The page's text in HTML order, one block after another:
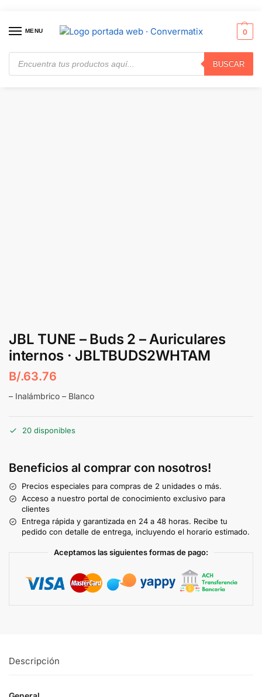
MENU
BUSCAR
0
Inicio / Audio y Video / Auriculares JBL TUNE – Buds 2 – Auriculares internos · JBLTBUDS2WHTAM
JBL TUNE – Buds 2 – Auriculares
internos · JBLTBUDS2WHTAM
B/.63.76
– Inalámbrico – Blanco
20 disponibles
Beneficios al comprar con nosotros!
Precios especiales para compras de 2 unidades o más.
Acceso a nuestro portal de conocimiento exclusivo para
clientes
Entrega rápida y garantizada en 24 a 48 horas. Recibe tu
pedido con detalle de entrega, incluyendo el horario estimado.
Aceptamos las siguientes formas de pago:
Descripción